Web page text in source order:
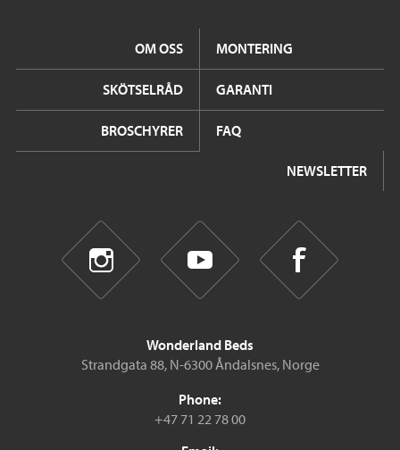
OM OSS MONTERING
SKÖTSELRÅD GARANTI
BROSCHYRER FAQ
NEWSLETTER
Wonderland Beds
Strandgata 88, N-6300 Åndalsnes, Norge
Phone:
+47 71 22 78 00